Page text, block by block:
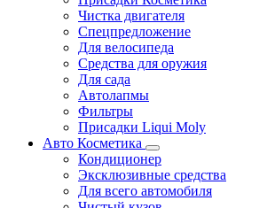
Чистка двигателя
Спецпредложение
Для велосипеда
Средства для оружия
Для сада
Автолапмы
Фильтры
Присадки Liqui Moly
Авто Косметика
Кондиционер
Эксклюзивные средства
Для всего автомобиля